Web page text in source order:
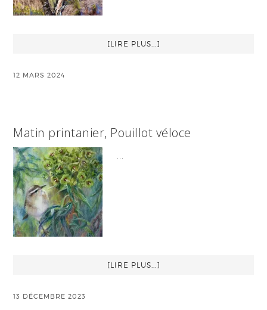
[LIRE PLUS...]
12 MARS 2024
Matin printanier, Pouillot véloce
…
[LIRE PLUS...]
13 DÉCEMBRE 2023